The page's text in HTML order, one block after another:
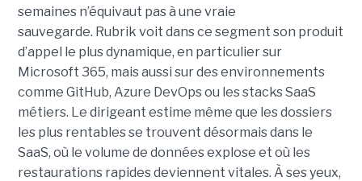
semaines n’équivaut pas à une vraie
sauvegarde. Rubrik voit dans ce segment son produit
d’appel le plus dynamique, en particulier sur
Microsoft 365, mais aussi sur des environnements
comme GitHub, Azure DevOps ou les stacks SaaS
métiers. Le dirigeant estime même que les dossiers
les plus rentables se trouvent désormais dans le
SaaS, où le volume de données explose et où les
restaurations rapides deviennent vitales. À ses yeux,